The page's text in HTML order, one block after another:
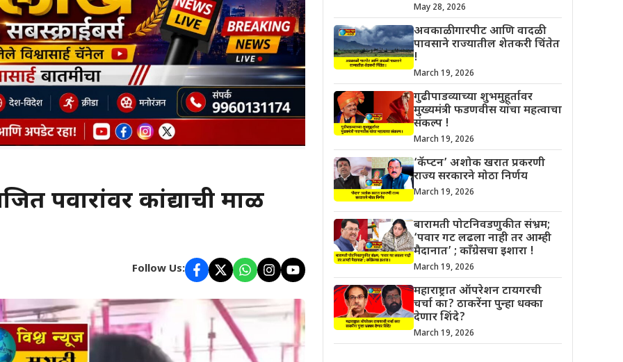
पवारांवर कांद्याची माळ
Follow Us:
May 28, 2026
अवकाळी गारपीट आणि वादळी
पावसाने राज्यातील शेतकरी चिंतेत
!
March 19, 2026
गुढीपाडव्याच्या शुभमुहूर्तावर
मुख्यमंत्री फडणवीस यांचा महत्वाचा
संकल्प !
March 19, 2026
‘कॅप्टन’ अशोक खरात प्रकरणी
राज्य सरकारने मोठा निर्णय
March 19, 2026
बारामती पोटनिवडणुकीत संभ्रम;
‘पवार गट लढला नाही तर आम्ही
मैदानात’ ; काँग्रेसचा इशारा !
March 19, 2026
महाराष्ट्रात ऑपरेशन टायगरची
चर्चा का? ठाकरेंना पुन्हा धक्का
देणार शिंदे?
March 19, 2026